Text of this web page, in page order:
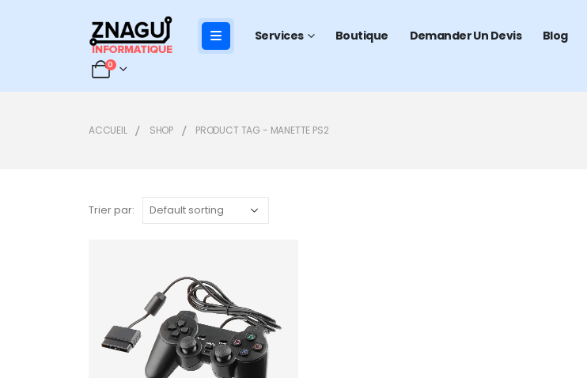
Services Boutique Demander Un Devis Blog
0
ACCUEIL SHOP PRODUCT TAG - MANETTE PS2
Trier par:
wishlist